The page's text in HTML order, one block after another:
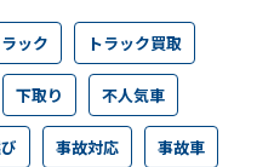
ック トラック買取
下取り 不人気車
事故対応 事故車